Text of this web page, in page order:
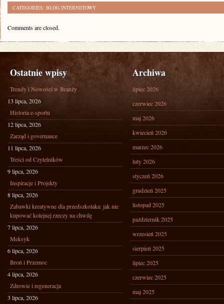
CATEGORIES: BLOG INTERNETOWY
Comments are closed.
Ostatnie wpisy
Trendy i Nowości w Branży
13 lipca, 2026
Historia e-sportu
12 lipca, 2026
Zarząd i governance
11 lipca, 2026
Treści od Czytelników
9 lipca, 2026
Inspiracje i Projekty
8 lipca, 2026
Zabawki kreatywne dla przedszkolaka: jak nie
kupować kolejnej rzeczy na chwilę
7 lipca, 2026
Meksyk
6 lipca, 2026
Broń i Przemoc
4 lipca, 2026
Zdrowie i regeneracja
3 lipca, 2026
Archiwa
lipiec 2026
czerwiec 2026
maj 2026
kwiecień 2026
marzec 2026
luty 2026
styczeń 2026
grudzień 2025
listopad 2025
październik 2025
wrzesień 2025
sierpień 2025
lipiec 2025
czerwiec 2025
maj 2025